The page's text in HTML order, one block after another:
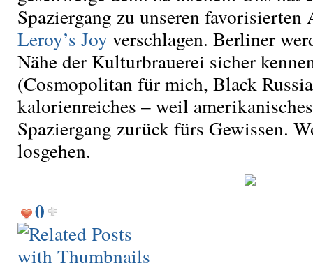
Spaziergang zu unseren
Leroy’s Joy verschlagen. Berliner
Nähe der Kulturbrauerei sicher
(Cosmopolitan für mich, Black
kalorienreiches – weil
Spaziergang zurück fürs Gewissen.
losgehen.
0